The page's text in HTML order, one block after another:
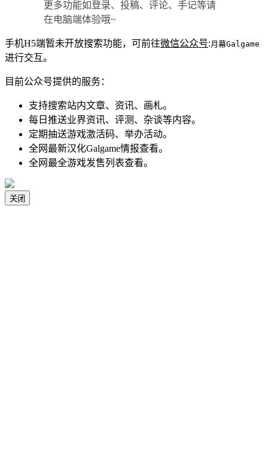
更多功能如登录、投稿、评论、手记等请
在电脑端体验哦~
手机H5端暂未开放搜索功能，可前往微信公众号:月幕Galgame
进行交互。
目前公众号提供的服务：
支持搜索站内文章、资讯、画札。
每日推送业界资讯、评测、杂谈等内容。
定期抽送游戏激活码、举办活动。
全网最新汉化Galgame情报查看。
全网最全游戏发售列表查看。
关闭